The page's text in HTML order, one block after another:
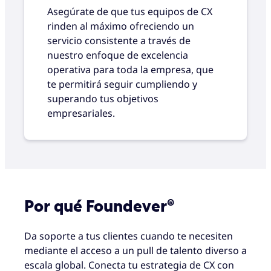
Asegúrate de que tus equipos de CX
rinden al máximo ofreciendo un
servicio consistente a través de
nuestro enfoque de excelencia
operativa para toda la empresa, que
te permitirá seguir cumpliendo y
superando tus objetivos
empresariales.
Por qué Foundever®
Da soporte a tus clientes cuando te necesiten
mediante el acceso a un pull de talento diverso a
escala global. Conecta tu estrategia de CX con